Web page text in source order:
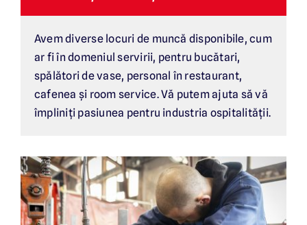
Avem diverse locuri de muncă disponibile, cum
ar fi în domeniul servirii, pentru bucătari,
spălători de vase, personal în restaurant,
cafenea și room service. Vă putem ajuta să vă
împliniți pasiunea pentru industria ospitalității.